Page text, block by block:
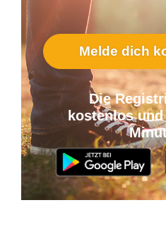
Melde dich
Die
kostenlos